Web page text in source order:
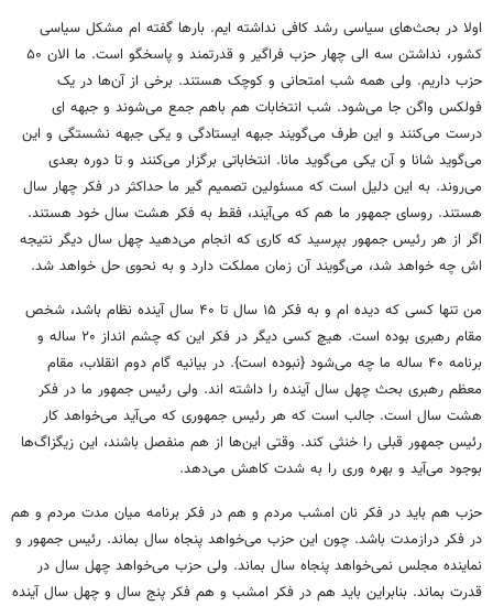
اولا در بحث‌های سیاسی رشد کافی نداشته ایم. بارها گفته ام مشکل سیاسی
کشور، نداشتن سه الی چهار حزب فراگیر و قدرتمند و پاسخگو است. ما الان ۵۰
حزب داریم. ولی همه شب امتحانی و کوچک هستند. برخی از آن‌ها در یک
فولکس واگن جا می‌شود. شب انتخابات هم باهم جمع می‌شوند و جبهه ای
درست می‌کنند و این طرف می‌گویند جبهه ایستادگی و یکی جبهه نشستگی و این
می‌گوید شانا و آن یکی می‌گوید مانا. انتخاباتی برگزار می‌کنند و تا دوره بعدی
می‌روند. به این دلیل است که مسئولین تصمیم گیر ما حداکثر در فکر چهار سال
هستند. روسای جمهور ما هم که می‌آیند، فقط به فکر هشت سال خود هستند.
اگر از هر رئیس جمهور بپرسید که کاری که انجام می‌دهید چهل سال دیگر نتیجه
اش چه خواهد شد، می‌گویند آن زمان مملکت دارد و به نحوی حل خواهد شد.
من تنها کسی که دیده ام و به فکر ۱۵ سال تا ۴۰ سال آینده نظام باشد، شخص
مقام رهبری بوده است. هیچ کسی دیگر در فکر این که چشم انداز ۲۰ ساله و
برنامه ۴۰ ساله ما چه می‌شود {نبوده است}. در بیانیه گام دوم انقلاب، مقام
معظم رهبری بحث چهل سال آینده را داشته اند. ولی رئیس جمهور ما در فکر
هشت سال است. جالب است که هر رئیس جمهوری که می‌آید می‌خواهد کار
رئیس جمهور قبلی را خنثی کند. وقتی این‌ها از هم منفصل باشند، این زیگزاگ‌ها
بوجود می‌آید و بهره وری را به شدت کاهش می‌دهد.
حزب هم باید در فکر نان امشب مردم و هم در فکر برنامه میان مدت مردم و هم
در فکر درازمدت باشد. چون این حزب می‌خواهد پنجاه سال بماند. رئیس جمهور و
نماینده مجلس نمی‌خواهد پنجاه سال بماند. ولی حزب می‌خواهد چهل سال در
قدرت بماند. بنابراین باید هم در فکر امشب و هم فکر پنج سال و چهل سال آینده